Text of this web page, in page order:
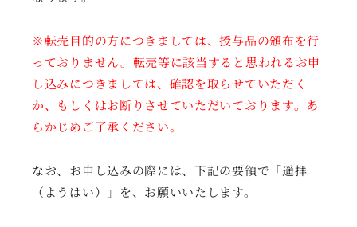
※転売目的の方につきましては、授与品の頒布を行
っておりません。転売等に該当すると思われるお申
し込みにつきましては、確認を取らせていただく
か、もしくはお断りさせていただいております。あ
らかじめご了承ください。
なお、お申し込みの際には、下記の要領で「遥拝
（ようはい）」を、お願いいたします。